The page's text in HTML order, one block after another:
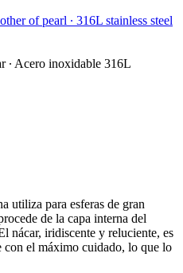
∙ Acero inoxidable 316L
utiliza para esferas de gran
de la capa interna del
nácar, iridiscente y reluciente, es
con el máximo cuidado, lo que lo